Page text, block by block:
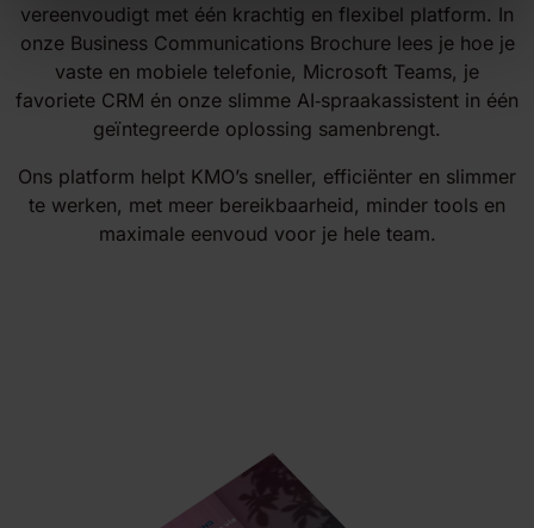
vereenvoudigt met één krachtig en flexibel platform. In
onze Business Communications Brochure lees je hoe je
vaste en mobiele telefonie, Microsoft Teams, je
favoriete CRM én onze slimme AI‑spraakassistent in één
geïntegreerde oplossing samenbrengt.
Ons platform helpt KMO’s sneller, efficiënter en slimmer
te werken, met meer bereikbaarheid, minder tools en
maximale eenvoud voor je hele team.